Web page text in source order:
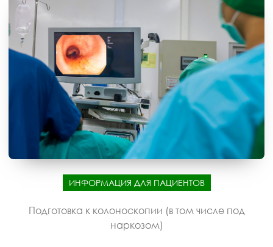
ИНФОРМАЦИЯ ДЛЯ ПАЦИЕНТОВ
Подготовка к колоноскопии (в том числе под
наркозом)